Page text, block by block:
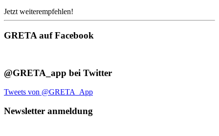
Jetzt weiterempfehlen!
GRETA auf Facebook
@GRETA_app bei Twitter
Tweets von @GRETA_App
Newsletter anmeldung